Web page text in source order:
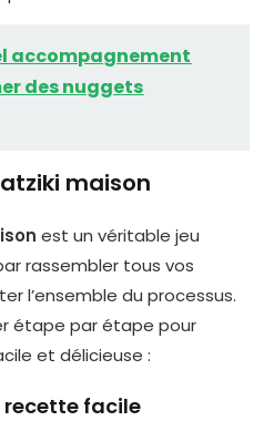
accompagnement
des nuggets
maison
est un véritable jeu
rassembler tous vos
l’ensemble du processus.
étape par étape pour
et délicieuse :
recette facile